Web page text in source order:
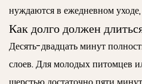
нуждаются в ежедневном
Как долго должен
Десять-двадцать минут
слоев. Для молодых питомцев